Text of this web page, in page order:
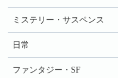
ミステリー・サスペンス
日常
ファンタジー・SF